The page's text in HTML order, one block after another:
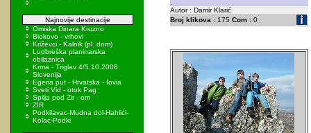
Najnovije destinacije
Omiska Dinara Kruzno
Biokovo - vrhovi
Križevci - Kalnik (pl. dom)
Ludbreška planinarska
obilaznica
Krma - Triglav 4/5.10.2008
Slovenija
Egeria put - Hrvatska - Iovia
Sveti Vid - otok Pag
Spilja pod Zir - om
ZIR
Podkilavac-Mudna dol-Hahlići-
Kolac-Podki
Autor : Damir Klarić
Broj klikova :175 Com :0